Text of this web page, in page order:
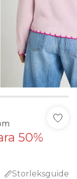
50%
Storleksguide